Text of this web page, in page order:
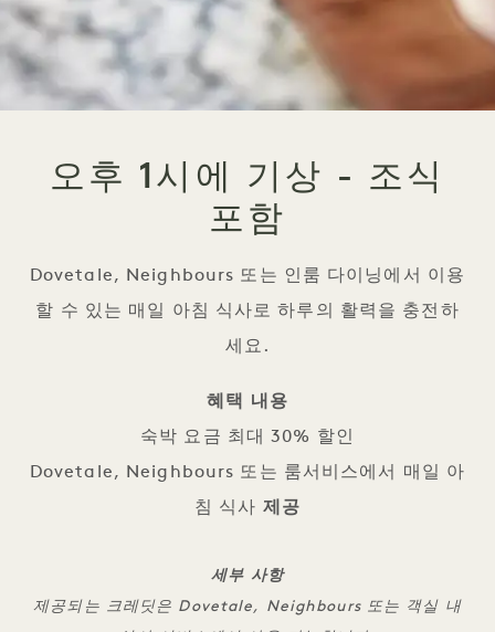
오후 1시에 기상 - 조식
포함
Dovetale, Neighbours 또는 인룸 다이닝에서 이용
할 수 있는 매일 아침 식사로 하루의 활력을 충전하
세요.
혜택 내용
숙박 요금 최대 30% 할인
Dovetale, Neighbours 또는 룸서비스에서 매일 아
침 식사 제공
세부 사항
제공되는 크레딧은 Dovetale, Neighbours 또는 객실 내